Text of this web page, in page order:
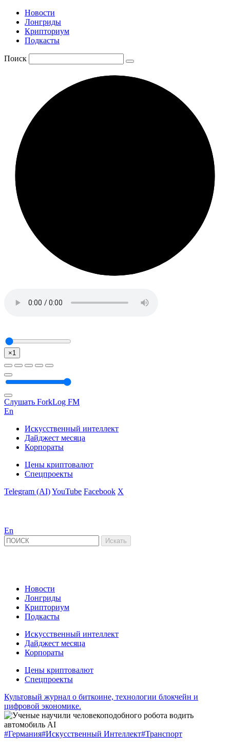
Новости
Лонгриды
Крипториум
Подкасты
Поиск
×1
Слушать ForkLog FM
En
Искусственный интеллект
Дайджест месяца
Корпораты
Цены криптовалют
Спецпроекты
Telegram (AI)YouTube Facebook X
En
Новости
Лонгриды
Крипториум
Подкасты
Искусственный интеллект
Дайджест месяца
Корпораты
Цены криптовалют
Спецпроекты
Культовый журнал о биткоине, технологии блокчейн и
цифровой экономике.
#Германия#Искусственный Интеллект#Транспорт